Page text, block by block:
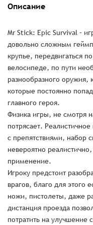
Описание
Mr Stick: Epic Survival –
довольно сложным
крупье, передвигаться
велосипеде, по пути
разнообразного оружия,
которые постоянно
главного героя.
Физика игры, не смотря
потрясает.
с препятствиями, набор
невероятно
применение.
Игроку предстоит
врагов, благо для этого
ножи, пистолеты, даже
дистанция проезда
потратить на улучшение